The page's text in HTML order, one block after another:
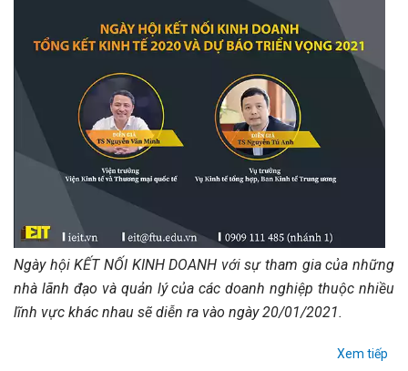
Ngày hội KẾT NỐI KINH DOANH với sự tham gia của những
nhà lãnh đạo và quản lý của các doanh nghiệp thuộc nhiều
lĩnh vực khác nhau sẽ diễn ra vào ngày 20/01/2021.
Xem tiếp